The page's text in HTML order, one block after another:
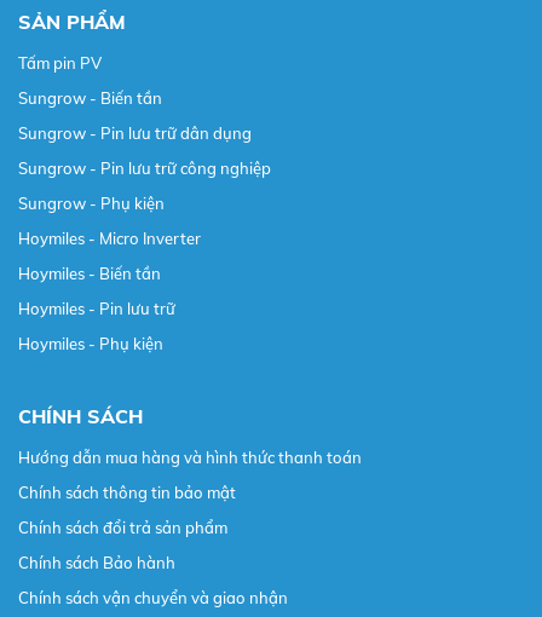
SẢN PHẨM
Tấm pin PV
Sungrow - Biến tần
Sungrow - Pin lưu trữ dân dụng
Sungrow - Pin lưu trữ công nghiệp
Sungrow - Phụ kiện
Hoymiles - Micro Inverter
Hoymiles - Biến tần
Hoymiles - Pin lưu trữ
Hoymiles - Phụ kiện
CHÍNH SÁCH
Hướng dẫn mua hàng và hình thức thanh toán
Chính sách thông tin bảo mật
Chính sách đổi trả sản phẩm
Chính sách Bảo hành
Chính sách vận chuyển và giao nhận